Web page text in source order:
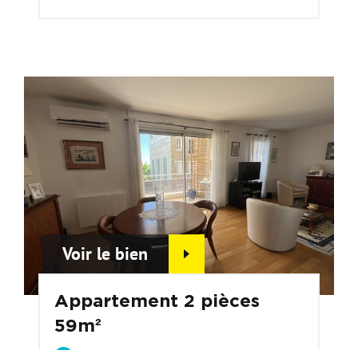
Voir le bien
Appartement 2 pièces
59m²